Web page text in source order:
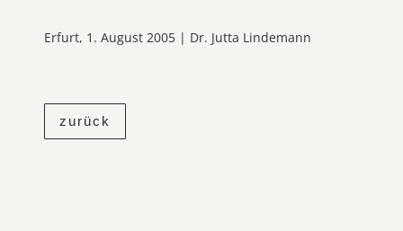
Erfurt, 1. August 2005 | Dr. Jutta Lindemann
zurück